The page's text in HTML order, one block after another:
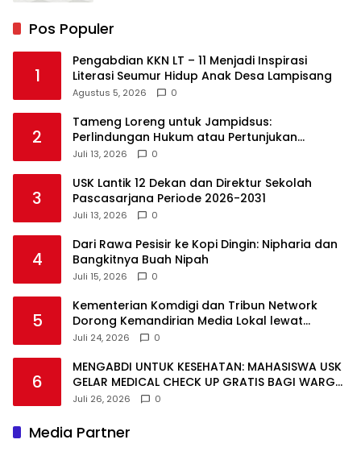
Pos Populer
1
Pengabdian KKN LT – 11 Menjadi Inspirasi
Literasi Seumur Hidup Anak Desa Lampisang
Agustus 5, 2026 0
2
Tameng Loreng untuk Jampidsus:
Perlindungan Hukum atau Pertunjukan
Kekuasaan?
Juli 13, 2026 0
3
USK Lantik 12 Dekan dan Direktur Sekolah
Pascasarjana Periode 2026-2031
Juli 13, 2026 0
4
Dari Rawa Pesisir ke Kopi Dingin: Nipharia dan
Bangkitnya Buah Nipah
Juli 15, 2026 0
5
Kementerian Komdigi dan Tribun Network
Dorong Kemandirian Media Lokal lewat
Workshop di Banda Aceh
Juli 24, 2026 0
6
MENGABDI UNTUK KESEHATAN: MAHASISWA USK
GELAR MEDICAL CHECK UP GRATIS BAGI WARGA
DESA AGUSEN
Juli 26, 2026 0
Media Partner